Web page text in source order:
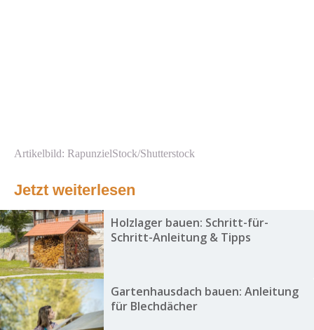
Artikelbild: RapunzielStock/Shutterstock
Jetzt weiterlesen
Holzlager bauen: Schritt-für-
Schritt-Anleitung & Tipps
Gartenhausdach bauen: Anleitung
für Blechdächer